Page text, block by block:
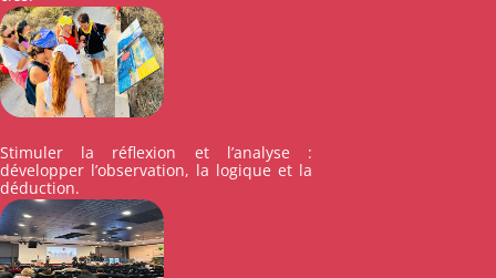
Stimuler la réflexion et l’analyse :
développer l’observation, la logique et la
déduction.